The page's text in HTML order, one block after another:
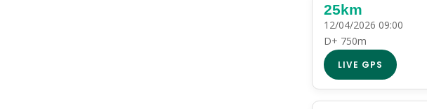
25km
12/04/2026 09:00
D+ 750m
LIVE GPS